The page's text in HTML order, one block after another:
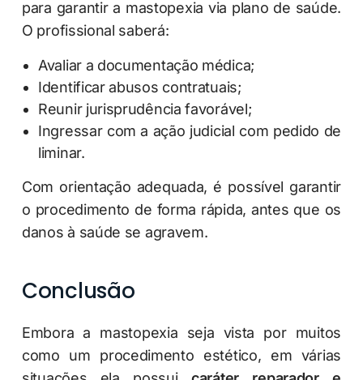
para garantir a mastopexia via plano de saúde.
O profissional saberá:
Avaliar a documentação médica;
Identificar abusos contratuais;
Reunir jurisprudência favorável;
Ingressar com a ação judicial com pedido de
liminar.
Com orientação adequada, é possível garantir
o procedimento de forma rápida, antes que os
danos à saúde se agravem.
Conclusão
Embora a mastopexia seja vista por muitos
como um procedimento estético, em várias